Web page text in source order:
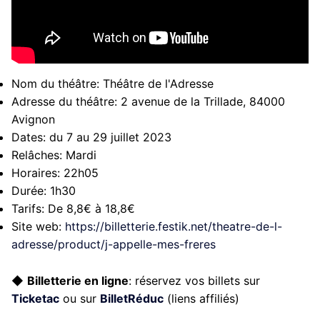
Nom du théâtre: Théâtre de l'Adresse
Adresse du théâtre: 2 avenue de la Trillade, 84000
Avignon
Dates: du 7 au 29 juillet 2023
Relâches: Mardi
Horaires: 22h05
Durée: 1h30
Tarifs: De 8,8€ à 18,8€
Site web: https://billetterie.festik.net/theatre-de-l-
adresse/product/j-appelle-mes-freres
◆ Billetterie en ligne: réservez vos billets sur
Ticketac ou sur BilletRéduc (liens affiliés)